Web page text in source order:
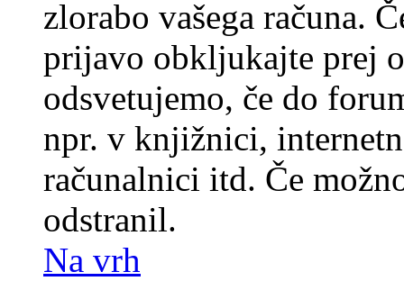
zlorabo vašega računa.
prijavo obkljukajte prej
odsvetujemo, če do
npr. v knjižnici,
računalnici itd. Če
odstranil.
Na vrh